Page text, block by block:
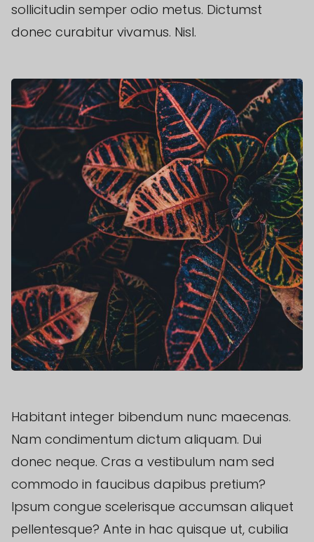
sollicitudin semper odio metus. Dictumst
donec curabitur vivamus. Nisl.
Habitant integer bibendum nunc maecenas.
Nam condimentum dictum aliquam. Dui
donec neque. Cras a vestibulum nam sed
commodo in faucibus dapibus pretium?
Ipsum congue scelerisque accumsan aliquet
pellentesque? Ante in hac quisque ut, cubilia